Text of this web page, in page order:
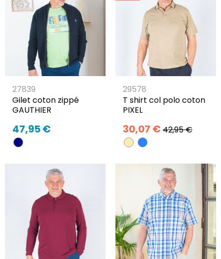
27839
Gilet coton zippé
GAUTHIER
47,95 €
29578
T shirt col polo coton
PIXEL
30,07 € 42,95 €